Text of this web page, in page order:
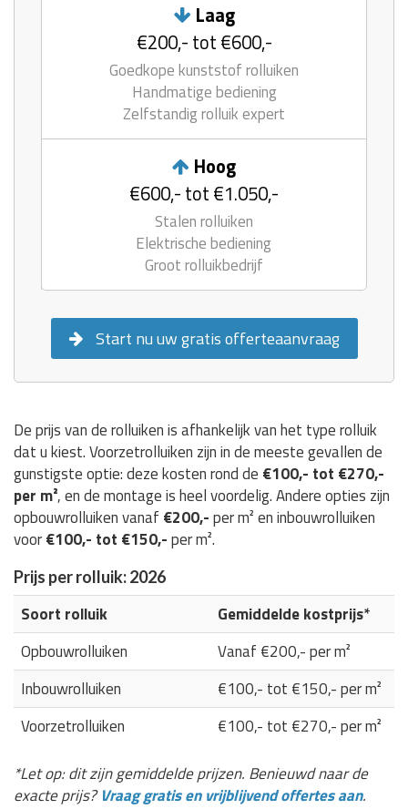
Laag
€200,- tot €600,-
Goedkope kunststof rolluiken
Handmatige bediening
Zelfstandig rolluik expert
Hoog
€600,- tot €1.050,-
Stalen rolluiken
Elektrische bediening
Groot rolluikbedrijf
Start nu uw gratis offerteaanvraag
De prijs van de rolluiken is afhankelijk van het type rolluik
dat u kiest. Voorzetrolluiken zijn in de meeste gevallen de
gunstigste optie: deze kosten rond de €100,- tot €270,-
per m², en de montage is heel voordelig. Andere opties zijn
opbouwrolluiken vanaf €200,-per m² en inbouwrolluiken
voor€100,- tot €150,-per m².
Prijs per rolluik: 2026
Soort rolluik
Gemiddelde kostprijs*
Opbouwrolluiken
Vanaf €200,- per m²
Inbouwrolluiken
€100,- tot €150,- per m²
Voorzetrolluiken
€100,- tot €270,- per m²
*Let op: dit zijn gemiddelde prijzen. Benieuwd naar de
exacte prijs?Vraag gratis en vrijblijvend offertes aan.